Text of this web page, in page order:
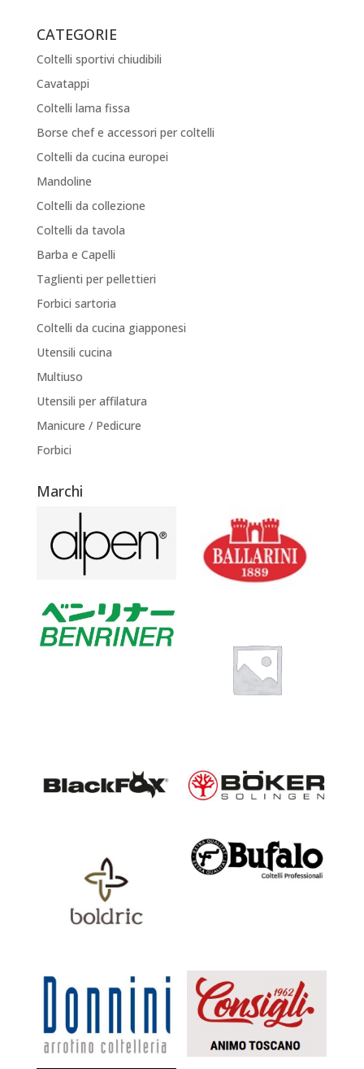
CATEGORIE
Coltelli sportivi chiudibili
Cavatappi
Coltelli lama fissa
Borse chef e accessori per coltelli
Coltelli da cucina europei
Mandoline
Coltelli da collezione
Coltelli da tavola
Barba e Capelli
Taglienti per pellettieri
Forbici sartoria
Coltelli da cucina giapponesi
Utensili cucina
Multiuso
Utensili per affilatura
Manicure / Pedicure
Forbici
Marchi